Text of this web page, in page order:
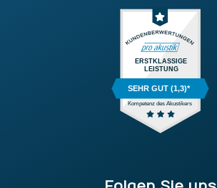
ERSTKLASSIGE
LEISTUNG
SEHR GUT (1,3)*
Kompetenz des Akustikers